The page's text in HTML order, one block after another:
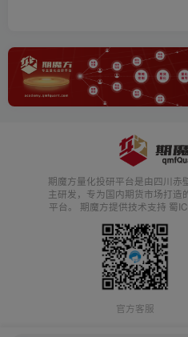
期魔方量化投研平台是由四川赤
主研发，专为国内期货市场打造
平台。 期魔方提供技术支持 蜀
官方客服